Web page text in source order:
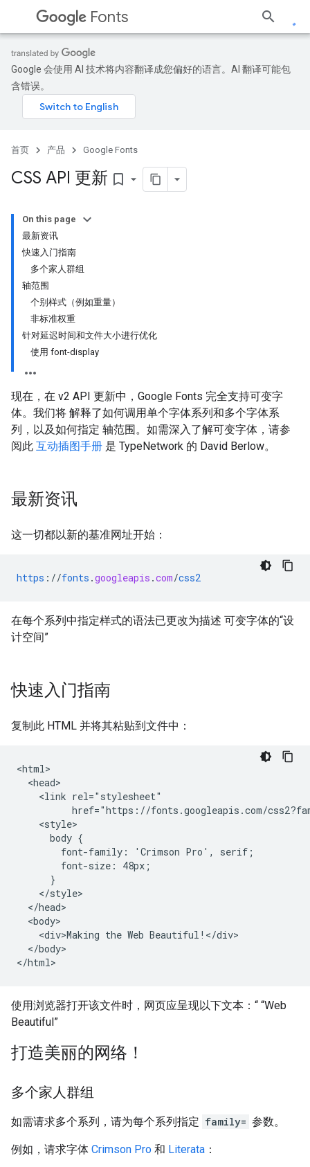
Fonts
Google 会使用 AI 技术将内容翻译成您偏好的语言。AI 翻译可能包
含错误。
首页 产品 Google Fonts
CSS API 更新 bookmark_border
On this page
最新资讯
快速入门指南
多个家人群组
轴范围
个别样式（例如重量）
非标准权重
针对延迟时间和文件大小进行优化
使用 font-display
现在，在 v2 API 更新中，Google Fonts 完全支持可变字
体。我们将 解释了如何调用单个字体系列和多个字体系
列，以及如何指定 轴范围。如需深入了解可变字体，请参
阅此 互动插图手册 是 TypeNetwork 的 David Berlow。
最新资讯
这一切都以新的基准网址开始：
https ://fonts .googleapis .com/css2
在每个系列中指定样式的语法已更改为描述 可变字体的“设
计空间”
快速入门指南
复制此 HTML 并将其粘贴到文件中：
<html>
  <head>
    <link rel="stylesheet"
href="https://fonts.googleapis.com/
    <style>
      body {
        font-family: 'Crimson Pro', serif;
        font-size: 48px;
      }
    </style>
  </head>
  <body>
    <div>Making the Web Beautiful!</div>
  </body>
</html>
使用浏览器打开该文件时，网页应呈现以下文本：“ “Web
Beautiful”
打造美丽的网络！
多个家人群组
如需请求多个系列，请为每个系列指定 family= 参数。
例如，请求字体 Crimson Pro 和 Literata ：